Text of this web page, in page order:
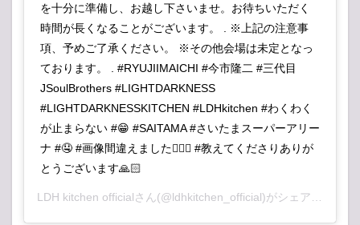
を十分に準備し、お越し下さいませ。お待ちいただく
時間が長くなることがございます。 . ※上記の注意事
項、予めご了承ください。 ※その他会場は未定となっ
ております。 . #RYUJIIMAICHI #今市隆二 #三代目
JSoulBrothers #LIGHTDARKNESS
#LIGHTDARKNESSKITCHEN #LDHkitchen #わくわく
が止まらない #😁 #SAITAMA #さいたまスーパーアリー
ナ #🤤 #画像間違えました🙇🏻‍♂️ #教えてくださりありが
とうございます🙏🏻
LDH kitchen officialさん(@ldhkitchen_official)がシェアした投稿 –